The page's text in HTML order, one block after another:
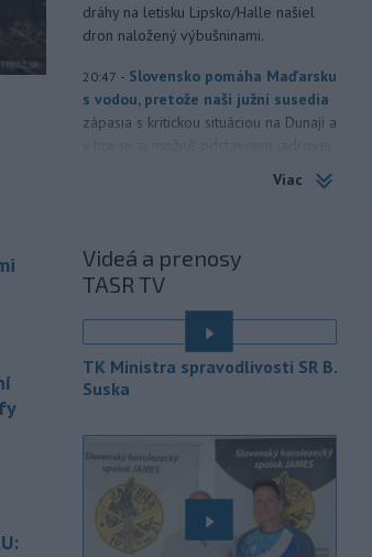
dráhy na letisku Lipsko/Halle našiel
dron naložený výbušninami.
20:47 - Slovensko pomáha Maďarsku
s vodou, pretože naši južní susedia
zápasia s kritickou situáciou na Dunaji a
ktorý mal slúžiť na nelegálne
prevádzanie migrantov z Bieloruska
Európskej únie.
20:08 - Ruská dezinformačná
kampaň sa vo Francúzsku zamerala
centristického premiéra Attala. Ako
informovala agentúra AFP, odhalil ju
vládny úrad Viginum a s „vysokou
mierou istoty“ pripísal proruskej
dezinformačnej sieti s názvom
Matrioška.
Viac
Videá a prenosy
TASR TV
TK Ministra spravodlivosti SR B.
Suska